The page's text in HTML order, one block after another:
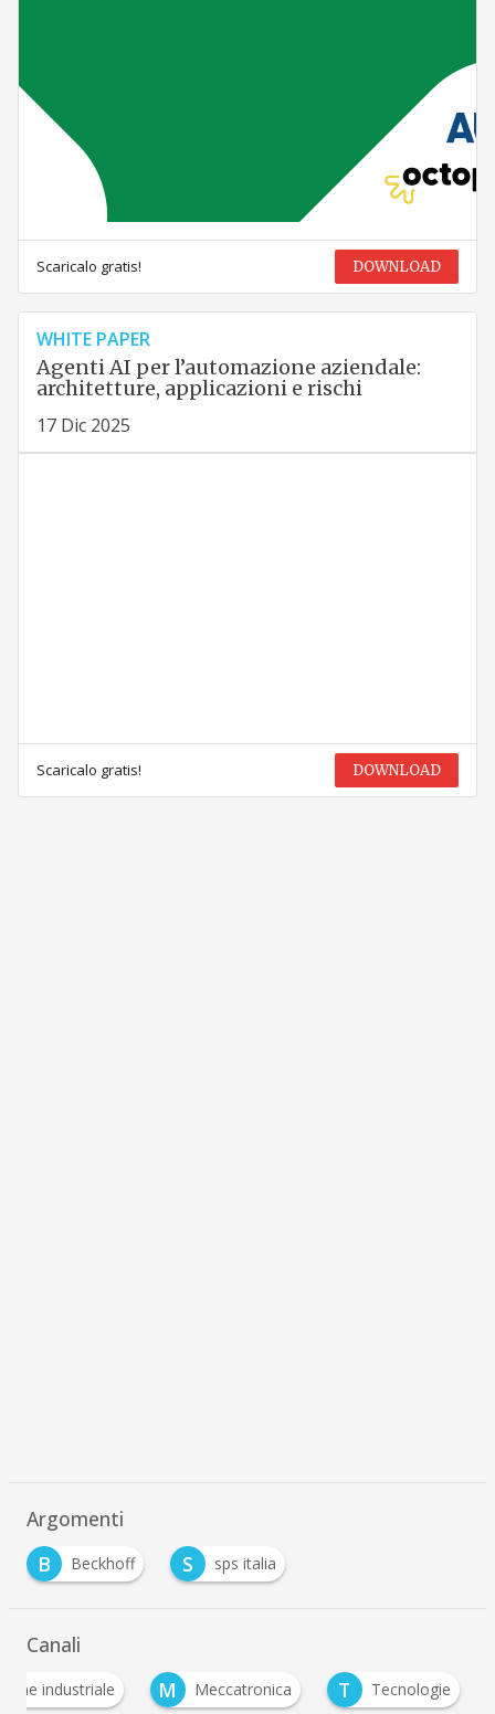
Scaricalo gratis! DOWNLOAD
WHITE PAPER
Agenti AI per l’automazione aziendale:
architetture, applicazioni e rischi
17 Dic 2025
Scaricalo gratis! DOWNLOAD
Argomenti
B
Beckhoff S sps italia
Canali
industriale M Meccatronica T Tecnologie